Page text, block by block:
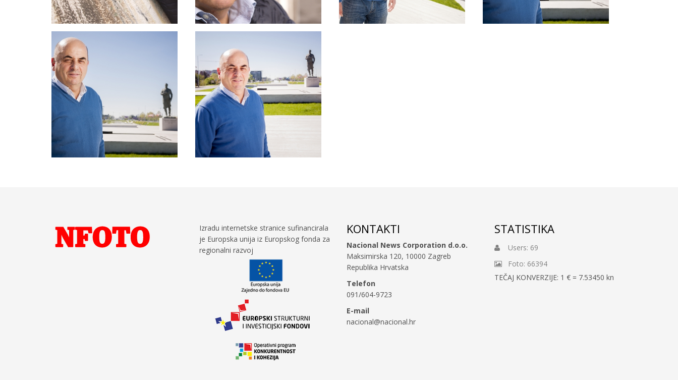
Izradu internetske stranice sufinancirala
je Europska unija iz Europskog fonda za
regionalni razvoj
KONTAKTI
Nacional News Corporation d.o.o.
Maksimirska 120, 10000 Zagreb
Republika Hrvatska
Telefon
091/604-9723
E-mail
nacional@nacional.hr
STATISTIKA
Users: 69
Foto: 66394
TEČAJ KONVERZIJE: 1 € = 7.53450 kn